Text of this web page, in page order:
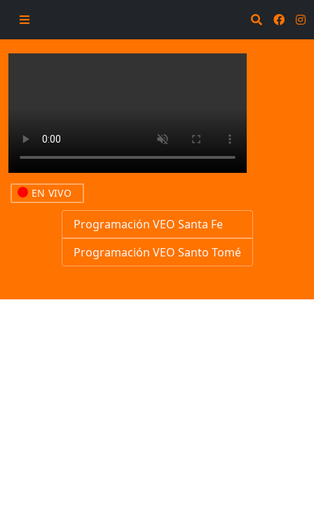
EN VIVO
Programación VEO Santa Fe
Programación VEO Santo Tomé